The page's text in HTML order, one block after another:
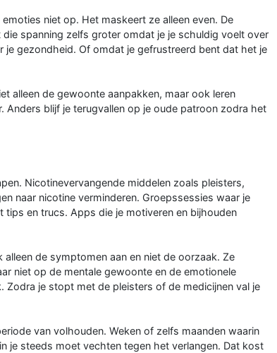
niet op. Het maskeert ze alleen even. De
spanning zelfs groter omdat je je schuldig voelt over
gezondheid. Of omdat je gefrustreerd bent dat het je
alleen de gewoonte aanpakken, maar ook leren
Anders blijf je terugvallen op je oude patroon zodra het
Nicotinevervangende middelen zoals pleisters,
naar nicotine verminderen. Groepssessies waar je
en trucs. Apps die je motiveren en bijhouden
de symptomen aan en niet de oorzaak. Ze
niet op de mentale gewoonte en de emotionele
Zodra je stopt met de pleisters of de medicijnen val je
van volhouden. Weken of zelfs maanden waarin
je steeds moet vechten tegen het verlangen. Dat kost